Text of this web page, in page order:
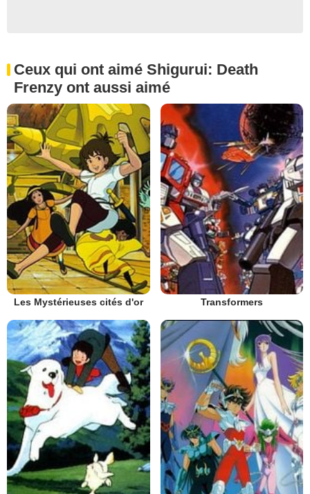
Ceux qui ont aimé Shigurui: Death
Frenzy ont aussi aimé
Les Mystérieuses cités d'or Transformers